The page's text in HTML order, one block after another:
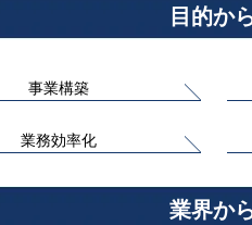
目的か
事業構築
業務効率化
業界か